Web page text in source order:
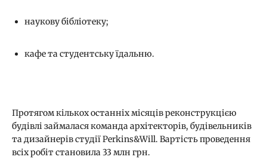
наукову бібліотеку;
кафе та студентську їдальню.
Протягом кількох останніх місяців реконструкцією
будівлі займалася команда архітекторів, будівельників
та дизайнерів студії Perkins&Will. Вартість проведення
всіх робіт становила 33 млн грн.